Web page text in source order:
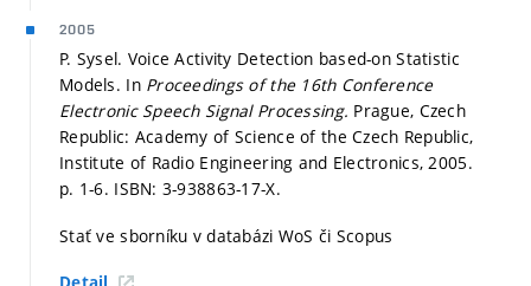
2005
P. Sysel. Voice Activity Detection based-on Statistic
Models. In Proceedings of the 16th Conference
Electronic Speech Signal Processing. Prague, Czech
Republic: Academy of Science of the Czech Republic,
Institute of Radio Engineering and Electronics, 2005.
p. 1-6. ISBN: 3-938863-17-X.
Stať ve sborníku v databázi WoS či Scopus